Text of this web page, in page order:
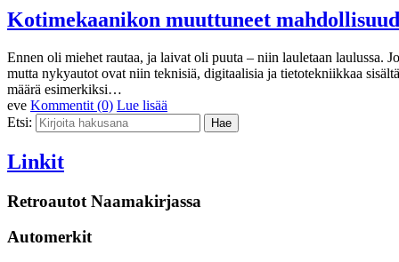
Kotimekaanikon muuttuneet
Ennen oli miehet rautaa, ja laivat oli puuta – niin lauletaan laulussa.
mutta nykyautot ovat niin teknisiä, digitaalisia ja tietotekniikkaa
määrä esimerkiksi…
eve Kommentit (0) Lue lisää
Etsi:
Linkit
Retroautot Naamakirjassa
Automerkit